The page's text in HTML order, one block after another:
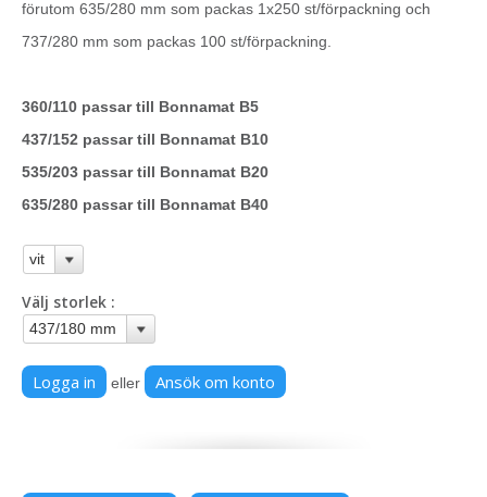
förutom 635/280 mm som packas 1x250 st/förpackning och
737/280 mm som packas 100 st/förpackning.
360/110 passar till Bonnamat B5
437/152 passar till Bonnamat B10
535/203 passar till Bonnamat B20
635/280 passar till Bonnamat B40
Välj storlek
Logga in eller Ansök om konto